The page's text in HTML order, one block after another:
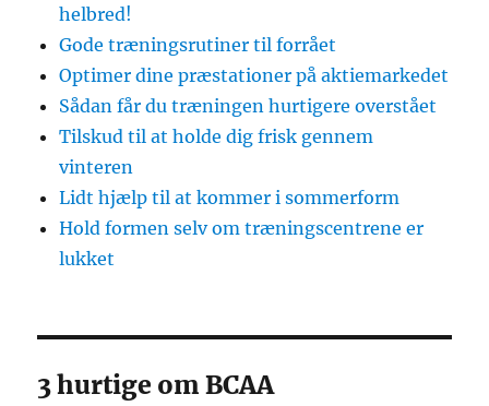
helbred!
Gode træningsrutiner til forrået
Optimer dine præstationer på aktiemarkedet
Sådan får du træningen hurtigere overstået
Tilskud til at holde dig frisk gennem
vinteren
Lidt hjælp til at kommer i sommerform
Hold formen selv om træningscentrene er
lukket
3 hurtige om BCAA